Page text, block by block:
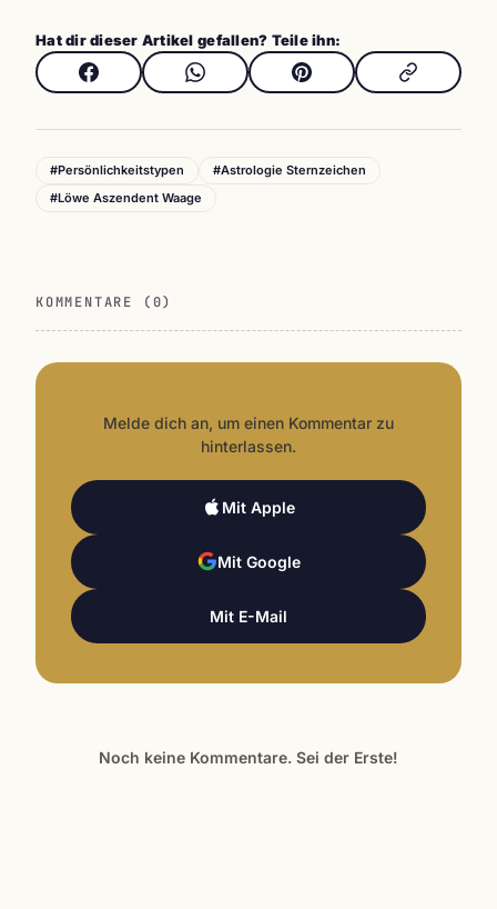
Hat dir dieser Artikel gefallen? Teile ihn:
#Persönlichkeitstypen
#Astrologie Sternzeichen
#Löwe Aszendent Waage
KOMMENTARE (0)
Melde dich an, um einen Kommentar zu
hinterlassen.
Mit Apple
Mit Google
Mit E-Mail
Noch keine Kommentare. Sei der Erste!